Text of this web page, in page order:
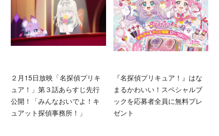
２月15日放映「名探偵プリキ
ュア！」第３話あらすじ先行
公開！「みんなおいでよ！キ
ュアット探偵事務所！」
『名探偵プリキュア！』はな
まるかわいい！スペシャルブ
ックを応募者全員に無料プレ
ゼント